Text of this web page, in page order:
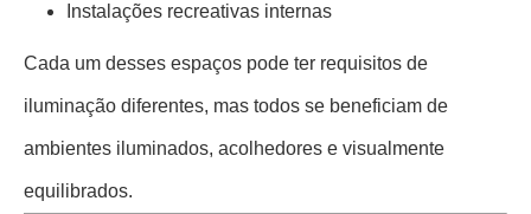
Instalações recreativas internas
Cada um desses espaços pode ter requisitos de
iluminação diferentes, mas todos se beneficiam de
ambientes iluminados, acolhedores e visualmente
equilibrados.